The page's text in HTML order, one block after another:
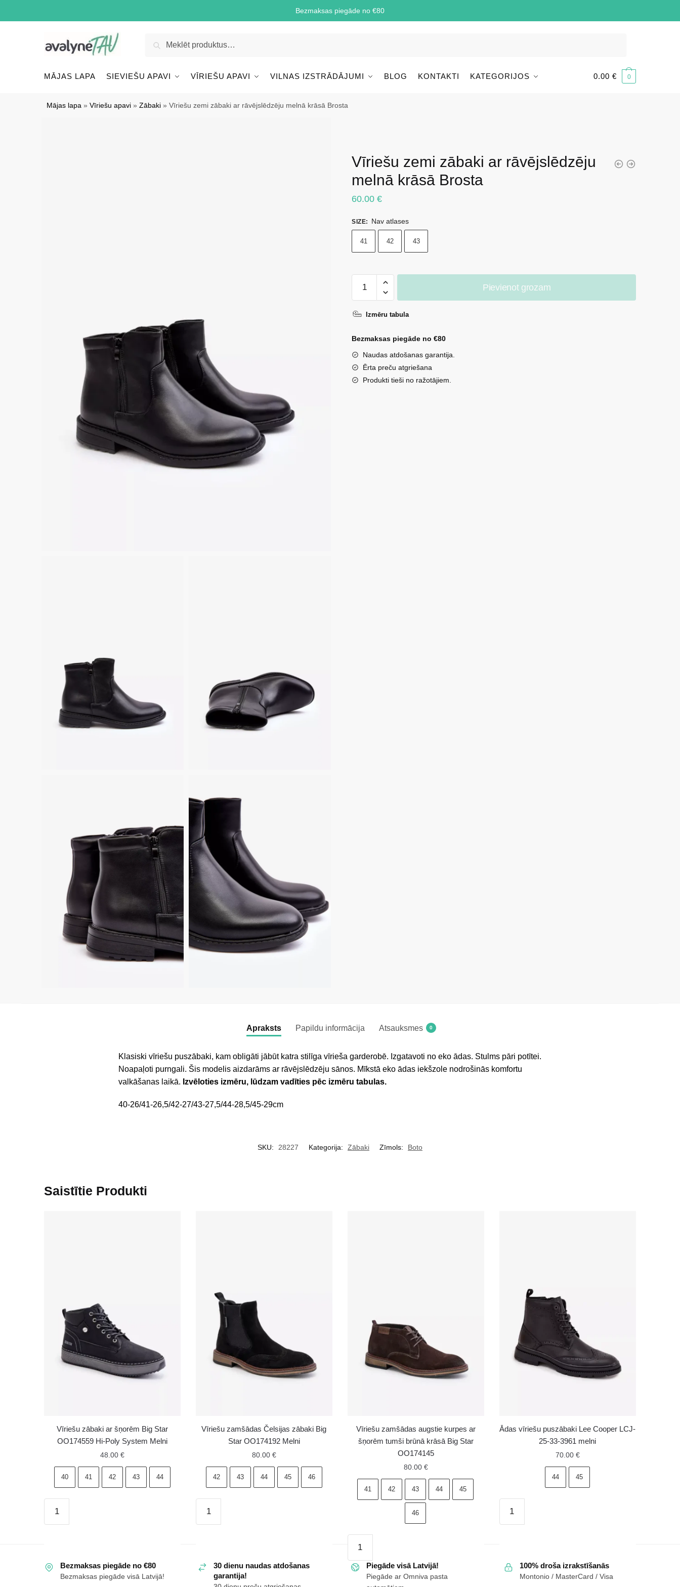
Bezmaksas piegāde no €80
Meklēt
MĀJAS LAPA SIEVIEŠU APAVI VĪRIEŠU APAVI VILNAS IZSTRĀDĀJUMI BLOG KONTAKTI KATEGORIJOS 0.00 € 0
Mājas lapa »Vīriešu apavi »Zābaki »Vīriešu zemi zābaki ar rāvējslēdzēju melnā krāsā Brosta
Vīriešu zemi zābaki ar rāvējslēdzēju
melnā krāsā Brosta
60.00€
SIZE: Nav atlases
41 42 43
zemi
ar
melnā
krāsā
Brosta
daudzums
Pievienot grozam
Izmēru tabula
Bezmaksas piegāde no €80
Naudas atdošanas garantija.
Ērta preču atgriešana
Produkti tieši no ražotājiem.
Apraksts Papildu informācija Atsauksmes 0
Klasiski vīriešu puszābaki, kam obligāti jābūt katra stilīga vīrieša garderobē. Izgatavoti no eko ādas. Stulms pāri potītei.
Noapaļoti purngali. Šis modelis aizdarāms ar rāvējslēdzēju sānos. Mīkstā eko ādas iekšzole nodrošinās komfortu
valkāšanas laikā. Izvēloties izmēru, lūdzam vadīties pēc izmēru tabulas.
40-26/41-26,5/42-27/43-27,5/44-28,5/45-29cm
SKU: 28227 Kategorija: Zābaki Zīmols: Boto
Saistītie Produkti
Vīriešu zābaki ar šņorēm Big Star
OO174559 Hi-Poly System Melni
48.00 €
40 41 42 43 44
zābaki
Star
OO174559
Vīriešu zamšādas Čelsijas zābaki Big
Star OO174192 Melni
80.00 €
42 43 44 45 46
zamšādas
Star
OO174192
Vīriešu zamšādas augstie kurpes ar
šņorēm tumši brūnā krāsā Big Star
OO174145
80.00 €
41 42 43 44 45
46
zamšādas
augstie
kurpes
Ādas vīriešu puszābaki Lee Cooper LCJ-
25-33-3961 melni
70.00 €
44 45
vīriešu
LCJ-
Bezmaksas piegāde no €80
Bezmaksas piegāde visā Latvijā!
30 dienu naudas atdošanas
garantija!
Piegāde visā Latvijā!
Piegāde ar Omniva pasta
100% droša izrakstīšanās
Montonio / MasterCard / Visa